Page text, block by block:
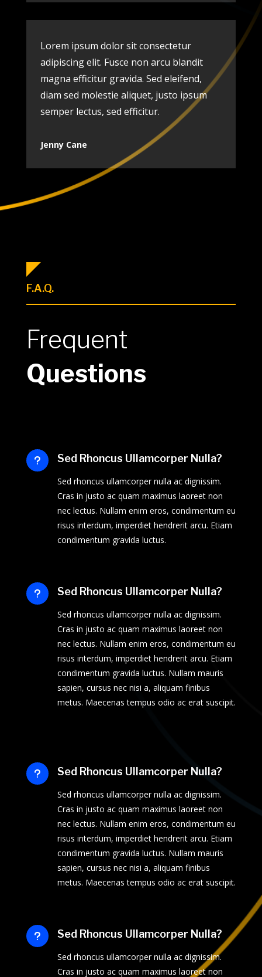
Lorem ipsum dolor sit consectetur
adipiscing elit. Fusce non arcu blandit
magna efficitur gravida. Sed eleifend,
diam sed molestie aliquet, justo ipsum
semper lectus, sed efficitur.
Jenny Cane
F.A.Q.
Frequent
Questions
u Sed Rhoncus Ullamcorper Nulla?
Sed rhoncus ullamcorper nulla ac dignissim.
Cras in justo ac quam maximus laoreet non
nec lectus. Nullam enim eros, condimentum eu
risus interdum, imperdiet hendrerit arcu. Etiam
condimentum gravida luctus.
u Sed Rhoncus Ullamcorper Nulla?
Sed rhoncus ullamcorper nulla ac dignissim.
Cras in justo ac quam maximus laoreet non
nec lectus. Nullam enim eros, condimentum eu
risus interdum, imperdiet hendrerit arcu. Etiam
condimentum gravida luctus. Nullam mauris
sapien, cursus nec nisi a, aliquam finibus
metus. Maecenas tempus odio ac erat suscipit.
u Sed Rhoncus Ullamcorper Nulla?
Sed rhoncus ullamcorper nulla ac dignissim.
Cras in justo ac quam maximus laoreet non
nec lectus. Nullam enim eros, condimentum eu
risus interdum, imperdiet hendrerit arcu. Etiam
condimentum gravida luctus. Nullam mauris
sapien, cursus nec nisi a, aliquam finibus
metus. Maecenas tempus odio ac erat suscipit.
u Sed Rhoncus Ullamcorper Nulla?
Sed rhoncus ullamcorper nulla ac dignissim.
Cras in justo ac quam maximus laoreet non